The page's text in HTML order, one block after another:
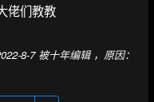
佬们教教
8-7 被十年编辑 ，原因：